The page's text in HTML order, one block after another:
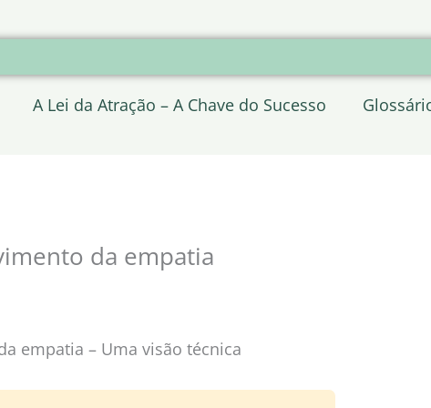
A Lei da Atração – A Chave do Sucesso
da empatia
empatia – Uma visão técnica